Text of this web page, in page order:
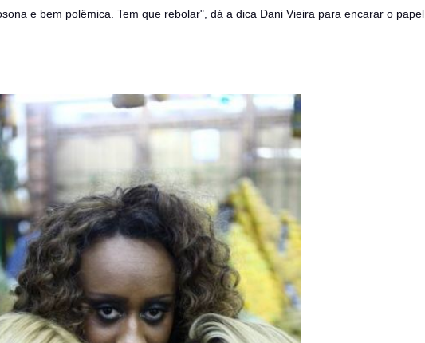
e bem polêmica. Tem que rebolar", dá a dica Dani Vieira para encarar o papel.